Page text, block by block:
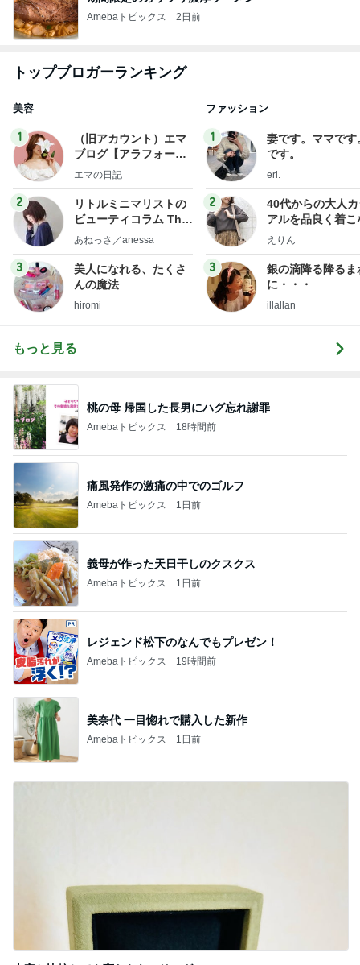
Amebaトピックス 2日前
トップブロガーランキング
美容
1
（旧アカウント）エマ
ブログ【アラフォー会
社売却セカンドライ
エマの日記
2
リトルミニマリストの
ビューティコラム The
little minimalist's bea
あねっさ／anessa
3
美人になれる、たくさ
んの魔法
hiromi
ファッション
1
妻です。ママです
です。
eri.
2
40代からの大人
アルを品良く着こ
ファッションブロ
えりん
3
銀の滴降る降るま
に・・・
illallan
もっと見る
桃の母 帰国した長男にハグ忘れ謝罪
Amebaトピックス 18時間前
痛風発作の激痛の中でのゴルフ
Amebaトピックス 1日前
義母が作った天日干しのクスクス
Amebaトピックス 1日前
レジェンド松下のなんでもプレゼン！
Amebaトピックス 19時間前
美奈代 一目惚れで購入した新作
Amebaトピックス 1日前